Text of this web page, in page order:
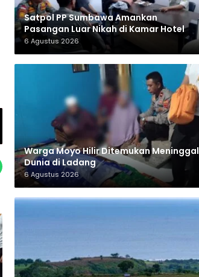
Satpol PP Sumbawa Amankan
Pasangan Luar Nikah di Kamar Hotel
6 Agustus 2026
Warga Moyo Hilir Ditemukan Meninggal
Dunia di Ladang
6 Agustus 2026